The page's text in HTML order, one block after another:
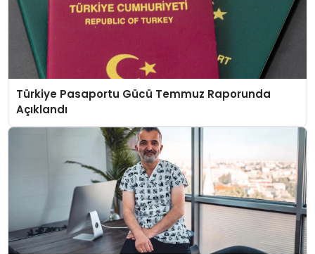
Türkiye Pasaportu Gücü Temmuz Raporunda
Açıklandı